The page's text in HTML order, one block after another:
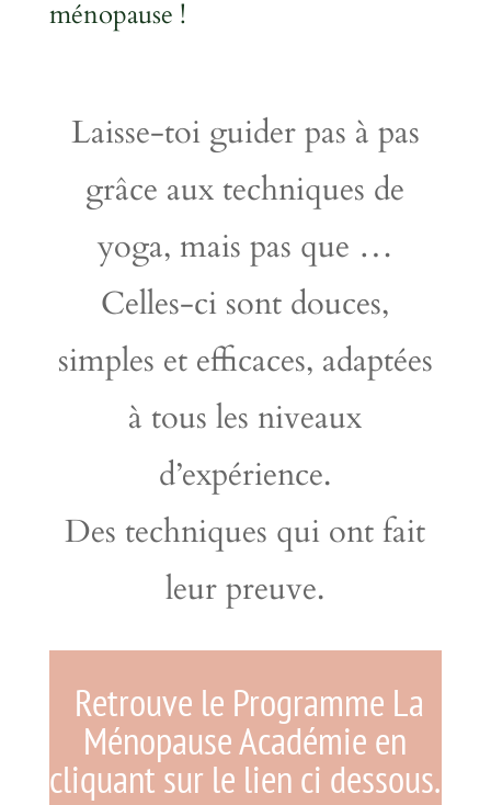
ménopause !
Laisse-toi guider pas à pas
grâce aux techniques de
yoga, mais pas que …
Celles-ci sont douces,
simples et efficaces, adaptées
à tous les niveaux
d’expérience.
Des techniques qui ont fait
leur preuve.
Retrouve le Programme La
Ménopause Académie en
cliquant sur le lien ci dessous.